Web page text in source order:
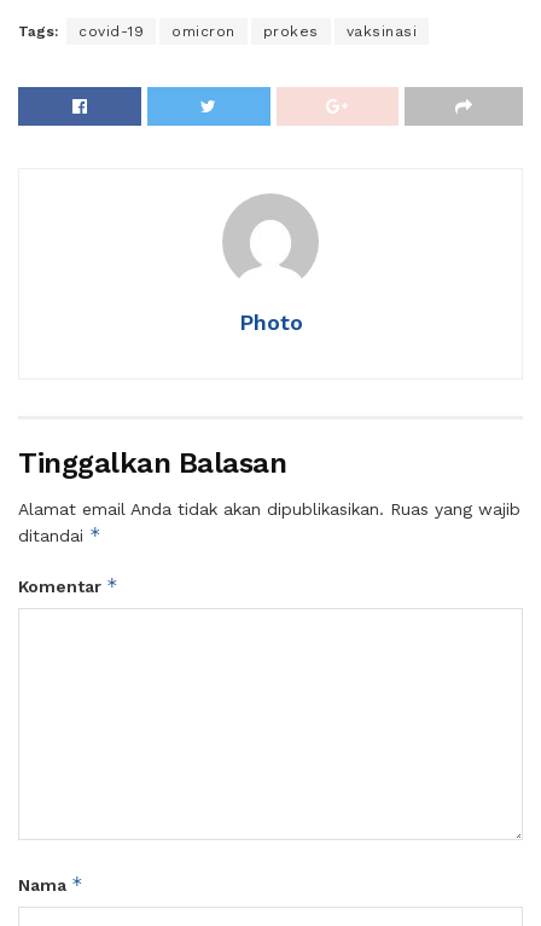
Tags: covid-19 omicron prokes vaksinasi
Photo
Tinggalkan Balasan
Alamat email Anda tidak akan dipublikasikan. Ruas yang wajib
ditandai *
Komentar *
Nama *